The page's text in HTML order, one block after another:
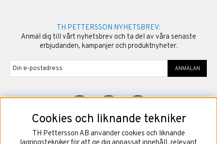
TH PETTERSSON NYHETSBREV:
Anmäl dig till vårt nyhetsbrev och ta del av våra senaste
erbjudanden, kampanjer och produktnyheter.
ANMÄLAN
©2026Copyright TH Pettersson AB
Cookies och liknande tekniker
TH Pettersson AB använder cookies och liknande